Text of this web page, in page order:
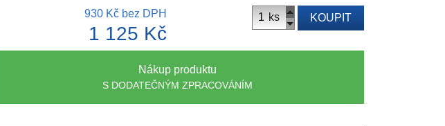
930 Kč bez DPH
1 125 Kč
ks KOUPIT
Nákup produktu
S DODATEČNÝM ZPRACOVÁNÍM